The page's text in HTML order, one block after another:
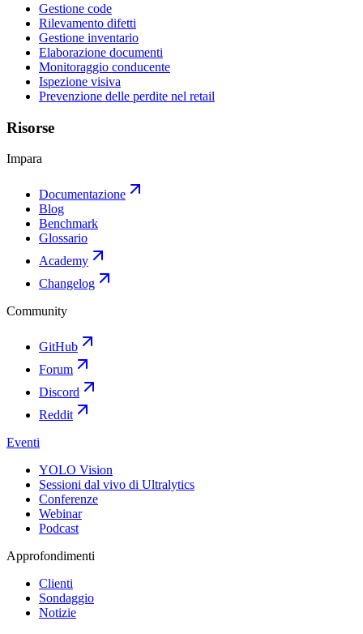
Gestione code
Rilevamento difetti
Gestione inventario
Elaborazione documenti
Monitoraggio conducente
Ispezione visiva
Prevenzione delle perdite nel retail
Risorse
Impara
Documentazione
Blog
Benchmark
Glossario
Academy
Changelog
Community
GitHub
Forum
Discord
Reddit
Eventi
YOLO Vision
Sessioni dal vivo di Ultralytics
Conferenze
Webinar
Podcast
Approfondimenti
Clienti
Sondaggio
Notizie